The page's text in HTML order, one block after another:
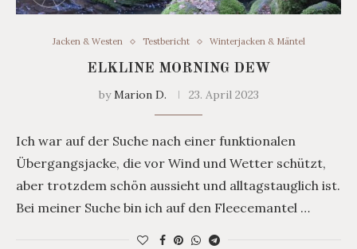
Jacken & Westen Testbericht Winterjacken & Mäntel
ELKLINE MORNING DEW
byMarion D. 23. April 2023
Ich war auf der Suche nach einer funktionalen
Übergangsjacke, die vor Wind und Wetter schützt,
aber trotzdem schön aussieht und alltagstauglich ist.
Bei meiner Suche bin ich auf den Fleecemantel …